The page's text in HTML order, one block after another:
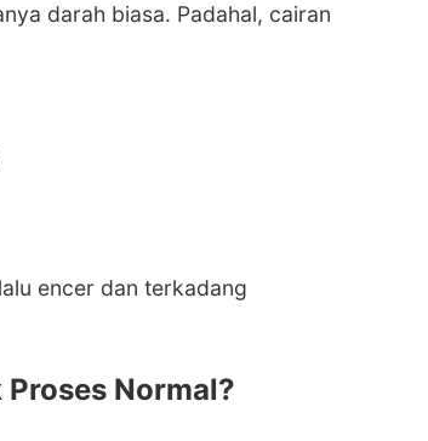
darah biasa. Padahal, cairan
encer dan terkadang
Normal?